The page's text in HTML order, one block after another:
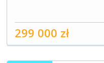
299 000 zł